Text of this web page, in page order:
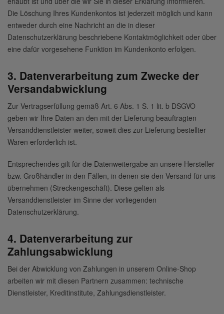
Die Löschung Ihres Kundenkontos ist jederzeit möglich und kann
entweder durch eine Nachricht an die in dieser
Datenschutzerklärung beschriebene Kontaktmöglichkeit oder über
eine dafür vorgesehene Funktion im Kundenkonto erfolgen.
3. Datenverarbeitung zum Zwecke der
Versandabwicklung
Zur Vertragserfüllung gemäß Art. 6 Abs. 1 S. 1 lit. b DSGVO
geben wir Ihre Daten an den mit der Lieferung beauftragten
Versanddienstleister weiter, soweit dies zur Lieferung bestellter
Waren erforderlich ist.
Entsprechendes gilt für die Datenweitergabe an unsere Hersteller
bzw. Großhändler in den Fällen, in denen sie den Versand für uns
übernehmen (Streckengeschäft). Diese gelten als
Versanddienstleister im Sinne der vorliegenden
Datenschutzerklärung.
4. Datenverarbeitung zur
Zahlungsabwicklung
Bei der Abwicklung von Zahlungen in unserem Online-Shop
arbeiten wir mit diesen Partnern zusammen: technische
Dienstleister, Kreditinstitute, Zahlungsdienstleister.